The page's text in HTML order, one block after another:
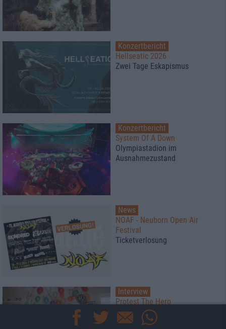
Konzertbericht
Hellseatic 2026
Zwei Tage Eskapismus
Konzertbericht
System Of A Down
Olympiastadion im
Ausnahmezustand
News
NOAF - Neuborn Open Air
Festival
Ticketverlosung
Interview
Protest The Hero
Endlich selbst das Steuer in der
Hand haben